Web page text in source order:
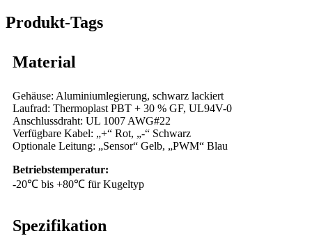
Produkt-Tags
Material
Gehäuse: Aluminiumlegierung, schwarz lackiert
Laufrad: Thermoplast PBT + 30 % GF, UL94V-0
Anschlussdraht: UL 1007 AWG#22
Verfügbare Kabel: „+“ Rot, „-“ Schwarz
Optionale Leitung: „Sensor“ Gelb, „PWM“ Blau
Betriebstemperatur:
-20℃ bis +80℃ für Kugeltyp
Spezifikation